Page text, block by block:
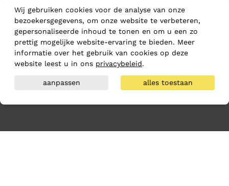
Wij gebruiken cookies voor de analyse van onze
bezoekersgegevens, om onze website te verbeteren,
gepersonaliseerde inhoud te tonen en om u een zo
prettig mogelijke website-ervaring te bieden. Meer
informatie over het gebruik van cookies op deze
website leest u in ons privacybeleid.
aanpassen alles toestaan